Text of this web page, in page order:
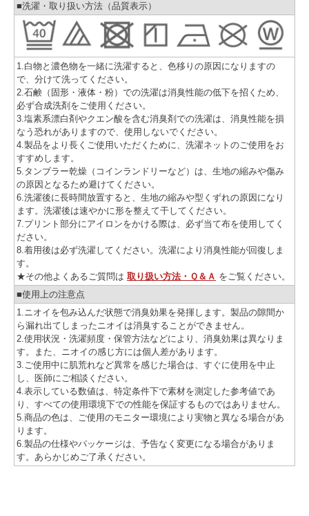
■洗濯・取り扱い方法（品質表示）
1.白物と濃色物を一緒に洗濯すると、色移りの原因になりますの
で、分けて洗ってください。
2.石鹸（固形・液体・粉）での洗濯は消臭性能の低下を招くため、
必ず合成洗剤をご使用ください。
3.塩素系漂白剤やクエン酸を含む消臭剤での洗濯は、消臭性能を損
なう恐れがありますので、使用しないでください。
4.製品をより長くご使用いただくために、洗濯ネットのご使用をお
すすめします。
5.タンブラー乾燥（コインランドリーなど）は、生地の縮みや傷み
の原因となるため避けてください。
6.洗濯後に長時間放置すると、生地の縮みや型くずれの原因になり
ます。洗濯後は速やかに形を整えて干してください。
7.プリント部分にアイロンをかける際は、必ず当て布を使用してく
ださい。
8.着用後は必ず洗濯してください。洗濯により消臭性能が回復しま
す。
★その他よくあるご質問は 取り扱い方法・Ｑ＆Ａ をご覧ください。
■使用上の注意点
1.ニオイを包み込んだ状態で消臭効果を発揮します。製品の隙間か
ら漏れ出てしまったニオイは消臭することができません。
2.使用状況・洗濯頻度・保管方法などにより、消臭効果は異なりま
す。また、ニオイの感じ方には個人差があります。
3.ご使用中に肌荒れなど異常を感じた場合は、すぐに使用を中止
し、医師にご相談ください。
4.表示している数値は、特定条件下で素材を測定した参考値であ
り、すべての使用環境下での性能を保証するものではありません。
5.商品の色は、ご使用のモニター環境により実物と異なる場合があ
ります。
6.製品の仕様やパッケージは、予告なく変更になる場合がありま
す。あらかじめご了承ください。